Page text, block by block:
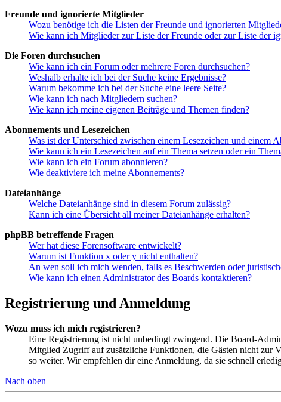
Freunde und ignorierte Mitglieder
Wozu benötige ich die Listen der Freunde und ignorierten
Wie kann ich Mitglieder zur Liste der Freunde oder zur Liste der
Die Foren durchsuchen
Wie kann ich ein Forum oder mehrere Foren durchsuchen?
Weshalb erhalte ich bei der Suche keine Ergebnisse?
Warum bekomme ich bei der Suche eine leere Seite?
Wie kann ich nach Mitgliedern suchen?
Wie kann ich meine eigenen Beiträge und Themen finden?
Abonnements und Lesezeichen
Was ist der Unterschied zwischen einem Lesezeichen und einem
Wie kann ich ein Lesezeichen auf ein Thema setzen oder ein
Wie kann ich ein Forum abonnieren?
Wie deaktiviere ich meine Abonnements?
Dateianhänge
Welche Dateianhänge sind in diesem Forum zulässig?
Kann ich eine Übersicht all meiner Dateianhänge erhalten?
phpBB betreffende Fragen
Wer hat diese Forensoftware entwickelt?
Warum ist Funktion x oder y nicht enthalten?
An wen soll ich mich wenden, falls es Beschwerden oder
Wie kann ich einen Administrator des Boards kontaktieren?
Registrierung und Anmeldung
Wozu muss ich mich registrieren?
Eine Registrierung ist nicht unbedingt zwingend. Die Board-
Mitglied Zugriff auf zusätzliche Funktionen, die Gästen nicht zur
so weiter. Wir empfehlen dir eine Anmeldung, da sie schnell
Nach oben